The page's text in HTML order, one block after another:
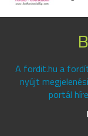
A fordit.hu a
nyújt
portál